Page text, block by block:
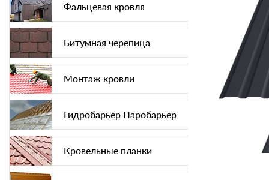
Фальцевая кровля
Битумная черепица
Монтаж кровли
Гидробарьер Паробарьер
Кровельные планки